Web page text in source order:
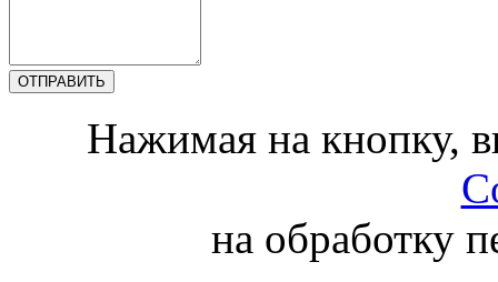
Нажимая на кнопку,
на обработку